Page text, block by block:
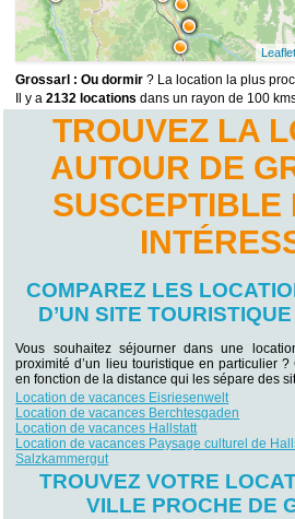
Leaflet
Grossarl : Ou dormir ? La location la plus
Il y a2132 locations dans un rayon de 100
TROUVEZ LA
AUTOUR DE
SUSCEPTIBLE
COMPAREZ LES
D’UN SITE
Vous souhaitez séjourner dans une
proximité d’un lieu touristique en particulier
en fonction de la distance qui les sépare des
Location de vacances Eisriesenwelt
Location de vacances Berchtesgaden
Location de vacances Hallstatt
Location de vacances Paysage culturel de
Salzkammergut
TROUVEZ VOTRE
VILLE PROCHE DE